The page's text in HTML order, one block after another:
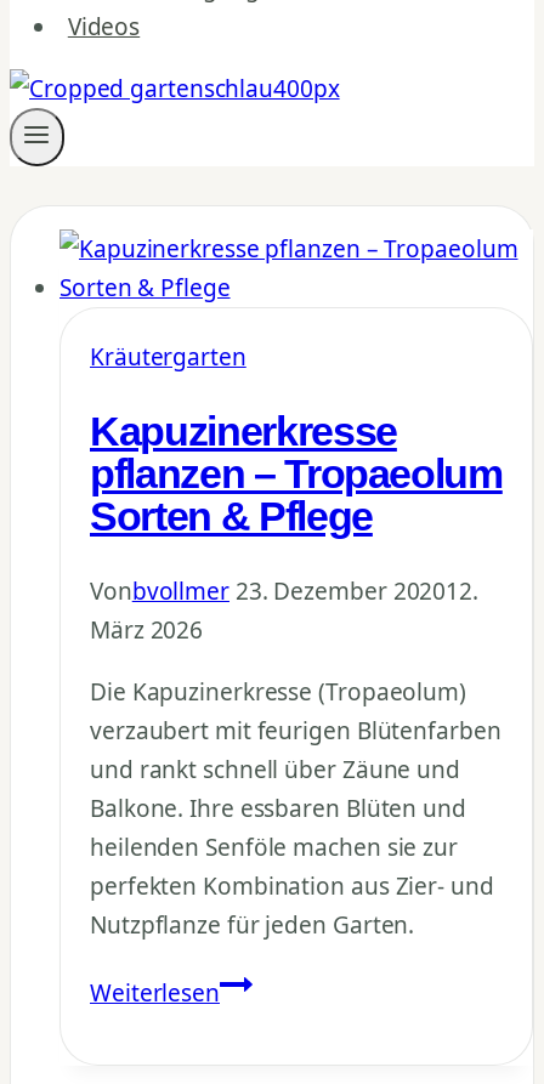
Videos
Kräutergarten
Kapuzinerkresse
pflanzen – Tropaeolum
Sorten & Pflege
Vonbvollmer 23. Dezember 202012.
März 2026
Die Kapuzinerkresse (Tropaeolum)
verzaubert mit feurigen Blütenfarben
und rankt schnell über Zäune und
Balkone. Ihre essbaren Blüten und
heilenden Senföle machen sie zur
perfekten Kombination aus Zier- und
Nutzpflanze für jeden Garten.
WeiterlesenKapuzinerkresse
–